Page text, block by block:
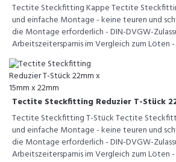
Tectite Steckfitting Kappe Tectite
und einfache Montage - keine teuren und
die Montage erforderlich - DIN-DVGW-
Arbeitszeitersparnis im Vergleich zum Löten
Tectite Steckfitting Reduzier T-Stück
Tectite Steckfitting T-Stück Tectite
und einfache Montage - keine teuren und
die Montage erforderlich - DIN-DVGW-
Arbeitszeitersparnis im Vergleich zum Löten